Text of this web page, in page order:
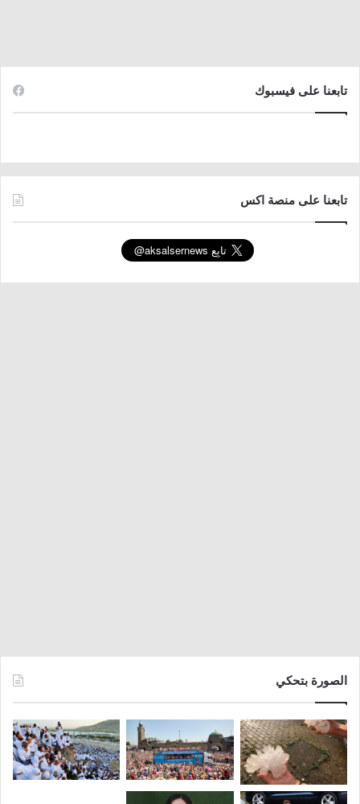
تابعنا على فيسبوك
تابعنا على منصة اكس
الصورة بتحكي